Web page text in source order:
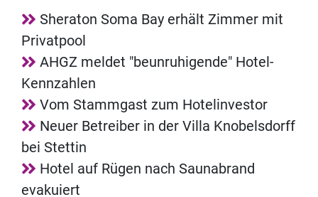
Sheraton Soma Bay erhält Zimmer mit
Privatpool
AHGZ meldet "beunruhigende" Hotel-
Kennzahlen
Vom Stammgast zum Hotelinvestor
Neuer Betreiber in der Villa Knobelsdorff
bei Stettin
Hotel auf Rügen nach Saunabrand
evakuiert